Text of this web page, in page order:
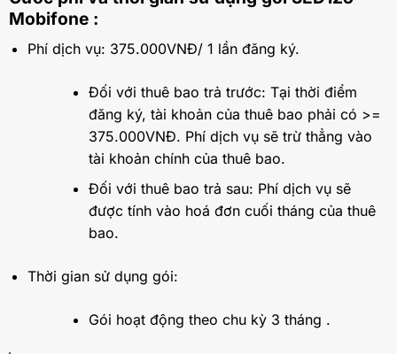
Mobifone :
Phí dịch vụ: 375.000VNĐ/ 1 lần đăng ký.
Đối với thuê bao trả trước: Tại thời điểm
đăng ký, tài khoản của thuê bao phải có >=
375.000VNĐ. Phí dịch vụ sẽ trừ thẳng vào
tài khoản chính của thuê bao.
Đối với thuê bao trả sau: Phí dịch vụ sẽ
được tính vào hoá đơn cuối tháng của thuê
bao.
Thời gian sử dụng gói:
Gói hoạt động theo chu kỳ 3 tháng .